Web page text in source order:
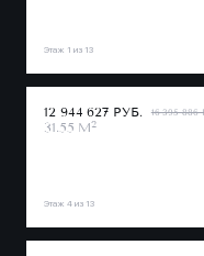
Этаж 1 из 13
12 944 627 РУБ. 16 395 886
31.55 М2
Этаж 4 из 13